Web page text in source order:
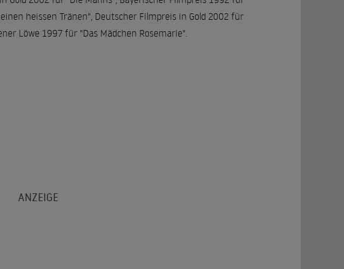
heissen Tränen", Deutscher Filmpreis in Gold 2002 für
Löwe 1997 für "Das Mädchen Rosemarie".